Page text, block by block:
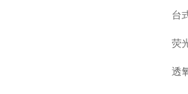
台
荧
透